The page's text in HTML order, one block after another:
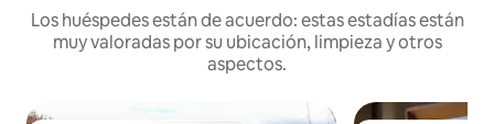
Los huéspedes están de acuerdo: estas estadías están
muy valoradas por su ubicación, limpieza y otros
aspectos.